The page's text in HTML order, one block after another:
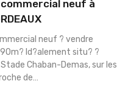
neuf à
neuf ? vendre
90m? Id?alement situ? ?
Chaban-Demas, sur les
de…